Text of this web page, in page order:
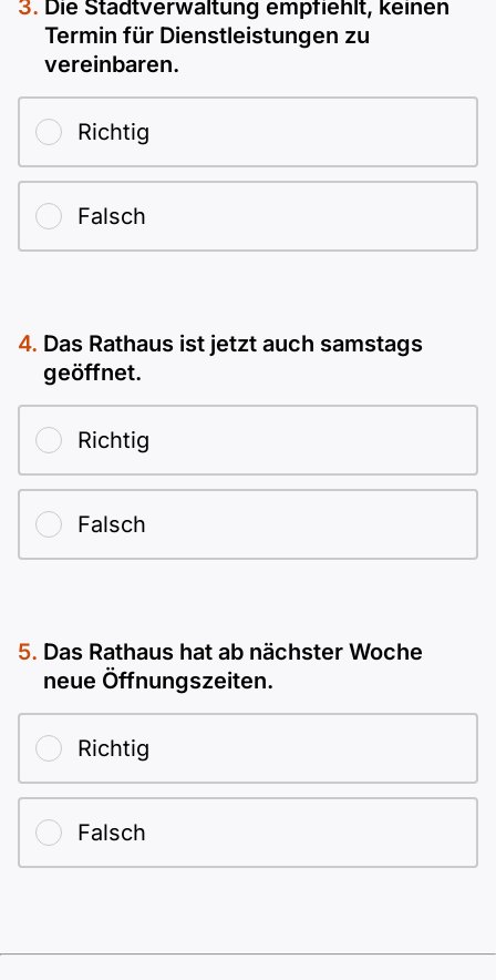
Die Stadtverwaltung empfiehlt, keinen
Termin für Dienstleistungen zu
vereinbaren.
Richtig
Falsch
Das Rathaus ist jetzt auch samstags
geöffnet.
Richtig
Falsch
Das Rathaus hat ab nächster Woche
neue Öffnungszeiten.
Richtig
Falsch